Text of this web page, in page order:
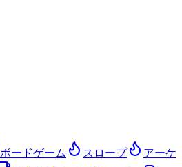
ボードゲーム スロープ
アーケ